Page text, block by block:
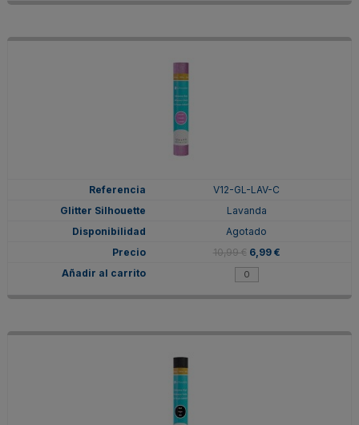
V12-GL-LAV-C
Lavanda
Agotado
10,99 € 6,99 €